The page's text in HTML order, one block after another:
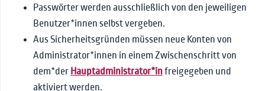
Weitere Einstellungen
Markierungen
Logbuch
Suchfunktion
Druck und PDFs
Buchungen und
Einladungen
Modul Termin PLUS
Termin betreten
Protokollierung
Hotline-Modus
❓FAQs
🚨Leitfaden für Notfälle
Passwörter werden ausschließlich von den jeweiligen
Benutzer*innen selbst vergeben.
Aus Sicherheitsgründen müssen neue Konten von
Administrator*innen in einem Zwischenschritt von
dem*der Hauptadministrator*infreigegeben und
aktiviert werden.